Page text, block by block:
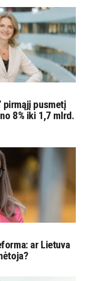
pirmąjį pusmetį
8% iki 1,7 mlrd.
ar Lietuva